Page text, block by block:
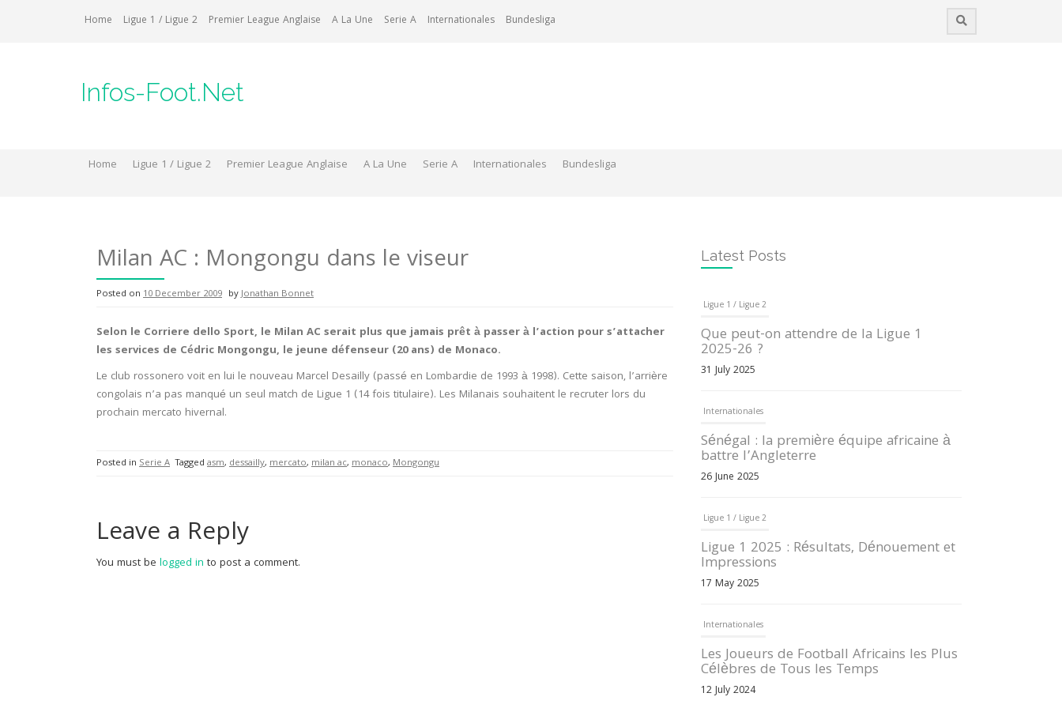
Home Ligue 1 / Ligue 2 Premier League Anglaise A La Une Serie A Internationales Bundesliga
Infos-Foot.Net
Home Ligue 1 / Ligue 2 Premier League Anglaise A La Une Serie A Internationales Bundesliga
Milan AC : Mongongu dans le viseur
Posted on 10 December 2009 byJonathan Bonnet
Selon le Corriere dello Sport, le Milan AC serait plus que jamais prêt à passer à l’action pour s’attacher
les services de Cédric Mongongu, le jeune défenseur (20 ans) de Monaco.
Le club rossonero voit en lui le nouveau Marcel Desailly (passé en Lombardie de 1993 à 1998). Cette saison, l’arrière
congolais n’a pas manqué un seul match de Ligue 1 (14 fois titulaire). Les Milanais souhaitent le recruter lors du
prochain mercato hivernal.
Posted in Serie A Tagged asm, dessailly, mercato, milan ac, monaco, Mongongu
Leave a Reply
You must be logged in to post a comment.
Latest Posts
Ligue 1 / Ligue 2
Que peut-on attendre de la Ligue 1
2025-26 ?
31 July 2025
Internationales
Sénégal : la première équipe africaine à
battre l’Angleterre
26 June 2025
Ligue 1 / Ligue 2
Ligue 1 2025 : Résultats, Dénouement et
Impressions
17 May 2025
Internationales
Les Joueurs de Football Africains les Plus
Célèbres de Tous les Temps
12 July 2024